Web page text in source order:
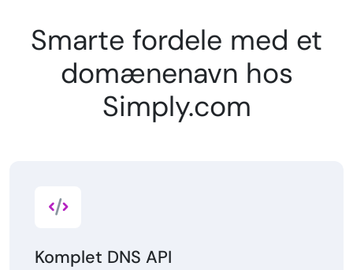
Smarte fordele med et
domænenavn hos
Simply.com
Komplet DNS API